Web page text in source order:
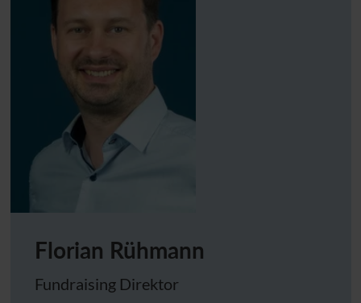
Florian Rühmann
Fundraising Direktor